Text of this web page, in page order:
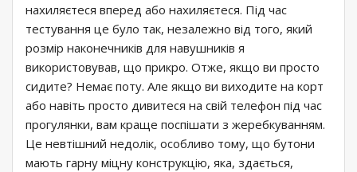
нахиляєтеся вперед або нахиляєтеся. Під час
тестування це було так, незалежно від того, який
розмір наконечників для навушників я
використовував, що прикро. Отже, якщо ви просто
сидите? Немає поту. Але якщо ви виходите на корт
або навіть просто дивитеся на свій телефон під час
прогулянки, вам краще поспішати з жеребкуванням.
Це невтішний недолік, особливо тому, що бутони
мають гарну міцну конструкцію, яка, здається,